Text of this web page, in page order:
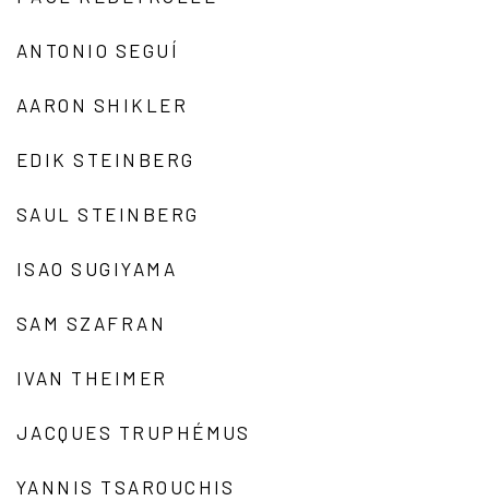
ANTONIO SEGUÍ
AARON SHIKLER
EDIK STEINBERG
SAUL STEINBERG
ISAO SUGIYAMA
SAM SZAFRAN
IVAN THEIMER
JACQUES TRUPHÉMUS
YANNIS TSAROUCHIS